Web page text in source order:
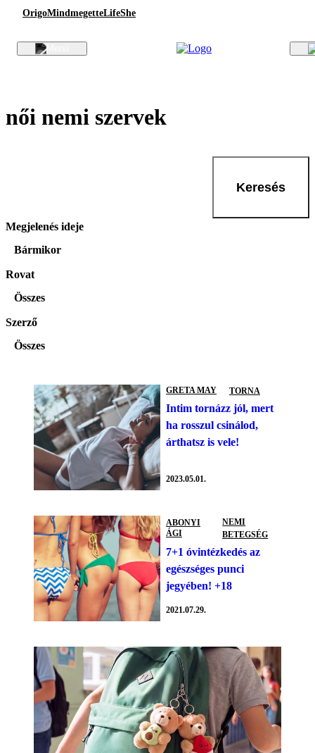
OrigoMindmegetteLifeShe
női nemi szervek
Keresés
Megjelenés ideje
Bármikor
Rovat
Összes
Szerző
Összes
GRETA MAY TORNA
Intim tornázz jól, mert
ha rosszul csinálod,
árthatsz is vele!
2023.05.01.
ABONYI
ÁGI
NEMI
BETEGSÉG
7+1 óvintézkedés az
egészséges punci
jegyében! +18
2021.07.29.